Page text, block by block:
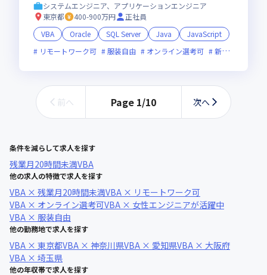
システムエンジニア、アプリケーションエンジニア
東京都
400-900万円
正社員
VBA
Oracle SQL Server Java
JavaScript
リモートワーク可
服装自由 オンライン選考可 新技術に積極的
前へ Page 1/10 次へ
条件を減らして求人を探す
残業月20時間未満VBA
他の求人の特徴で求人を探す
VBA × 残業月20時間未満VBA × リモートワーク可
VBA × オンライン選考可VBA × 女性エンジニアが活躍中
VBA × 服装自由
他の勤務地で求人を探す
VBA × 東京都VBA × 神奈川県VBA × 愛知県VBA × 大阪府
VBA × 埼玉県
他の年収帯で求人を探す